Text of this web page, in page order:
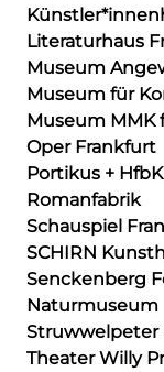
Literaturhaus
Museum
Museum für
Museum MMK
Oper Frankfurt
Portikus +
Romanfabrik
Schauspiel
SCHIRN
Senckenberg
Naturmuseum
Struwwelpeter
Theater Willy